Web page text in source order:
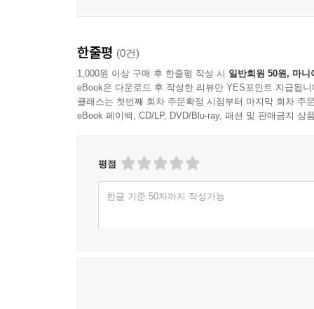
한줄평 (0건)
1,000원 이상 구매 후 한줄평 작성 시 일반회원 50원, 마니
eBook은 다운로드 후 작성한 리뷰만 YES포인트 지급됩니
클래스는 첫번째 회차 주문확정 시점부터 마지막 회차 주
eBook 페이백, CD/LP, DVD/Blu-ray, 패션 및 판매금지 상
평점
한글 기준 50자까지 작성가능